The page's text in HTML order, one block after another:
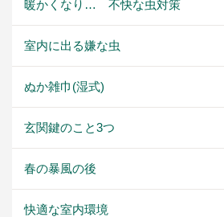
暖かくなり… 不快な虫対策
室内に出る嫌な虫
ぬか雑巾(湿式)
玄関鍵のこと3つ
春の暴風の後
快適な室内環境